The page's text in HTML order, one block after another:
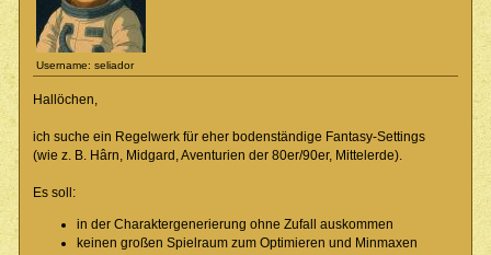
Username: seliador
Hallöchen,
ich suche ein Regelwerk für eher bodenständige Fantasy-Settings
(wie z. B. Hârn, Midgard, Aventurien der 80er/90er, Mittelerde).
Es soll:
in der Charaktergenerierung ohne Zufall auskommen
keinen großen Spielraum zum Optimieren und Minmaxen